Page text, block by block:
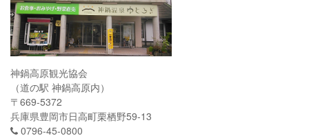
神鍋高原観光協会
（道の駅 神鍋高原内）
〒669-5372
兵庫県豊岡市日高町栗栖野59-13
0796-45-0800